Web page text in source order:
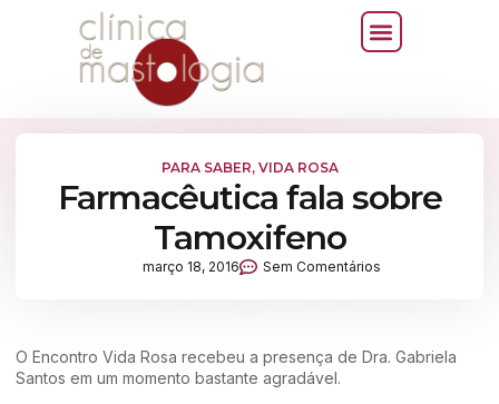
PARA SABER, VIDA ROSA
Farmacêutica fala sobre
Tamoxifeno
março 18, 2016 Sem Comentários
O Encontro Vida Rosa recebeu a presença de Dra. Gabriela
Santos em um momento bastante agradável.